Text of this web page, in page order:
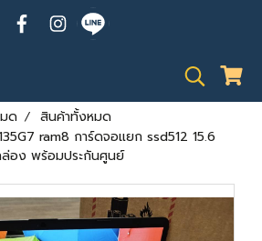
ด
สินค้าทั้งหมด
ram8 การ์ดจอแยก ssd512 15.6
อง พร้อมประกันศูนย์